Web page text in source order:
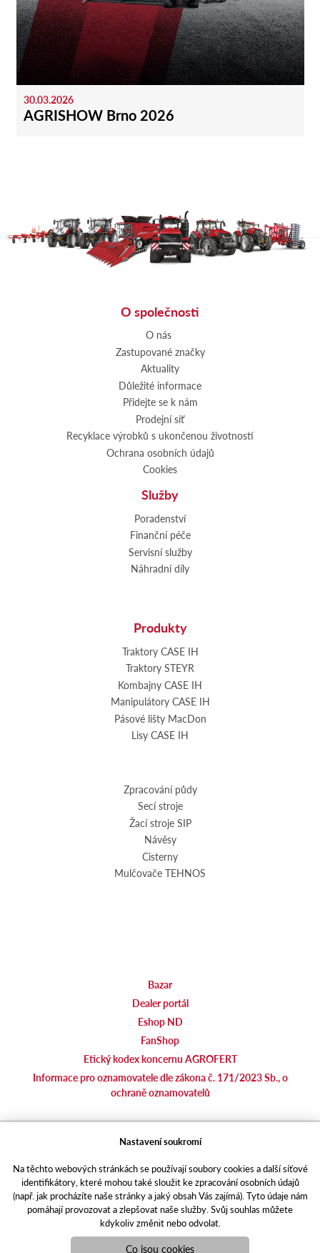
30.03.2026
AGRISHOW Brno 2026
O společnosti
O nás
Zastupované značky
Aktuality
Důležité informace
Přidejte se k nám
Prodejní síť
Recyklace výrobků s ukončenou životností
Ochrana osobních údajů
Cookies
Služby
Poradenství
Finanční péče
Servisní služby
Náhradní díly
Produkty
Traktory CASE IH
Traktory STEYR
Kombajny CASE IH
Manipulátory CASE IH
Pásové lišty MacDon
Lisy CASE IH
Zpracování půdy
Secí stroje
Žací stroje SIP
Návěsy
Cisterny
Mulčovače TEHNOS
Bazar
Dealer portál
Eshop ND
FanShop
Etický kodex koncernu AGROFERT
Informace pro oznamovatele dle zákona č. 171/2023 Sb., o
ochraně oznamovatelů
agrotec.cz
portal.caseklub.cz
shop.agrics.cz
traktorbazar.cz
eshop.agrics.cz/cs
a-finance.cz
Nastavení soukromí
Na těchto webových stránkách se používají soubory cookies a další síťové
identifikátory, které mohou také sloužit ke zpracování osobních údajů
(např. jak procházíte naše stránky a jaký obsah Vás zajímá). Tyto údaje nám
pomáhají provozovat a zlepšovat naše služby. Svůj souhlas můžete
kdykoliv změnit nebo odvolat.
Co jsou cookies